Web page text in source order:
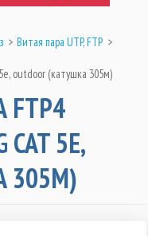
> Витая пара UTP, FTP >
outdoor (катушка 305м)
FTP4
CAT 5E,
305М)